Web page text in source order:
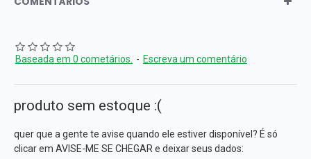
Baseada em 0 cometários. - Escreva um comentário
produto sem estoque :(
quer que a gente te avise quando ele estiver disponível? É só
clicar em AVISE-ME SE CHEGAR e deixar seus dados: